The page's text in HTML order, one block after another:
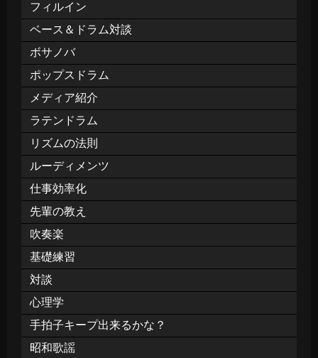
フィルイン
ベース＆ドラム対談
ボサノバ
ポップスドラム
メディア紹介
ラテンドラム
リズムの法則
ルーディメンツ
仕事効率化
先輩の教え
吹奏楽
基礎練習
対談
心理学
手拍子キープ出来るかな？
昭和歌謡